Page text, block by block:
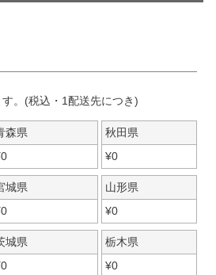
。(税込・1配送先につき)
森県
0
秋田県
¥0
城県
0
山形県
¥0
城県
0
栃木県
¥0